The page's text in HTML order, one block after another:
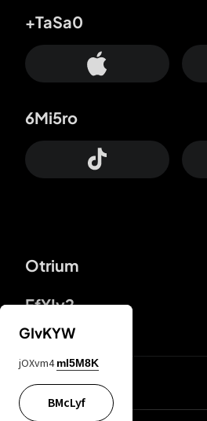
Otrium
FfYIy2
+TaSa0
6Mi5ro
65A04M
GIvKYW
jOXvm4 mI5M8K
BMcLyf